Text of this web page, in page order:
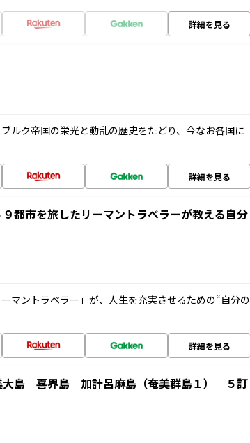
詳細を見る
ルク帝国の栄光と動乱の歴史をたどり、今なお各国に
詳細を見る
都市を旅したリーマントラベラーが教える自分
マントラベラー」が、人生を充実させるための“自分の
詳細を見る
島 喜界島 加計呂麻島（奄美群島１） ５訂